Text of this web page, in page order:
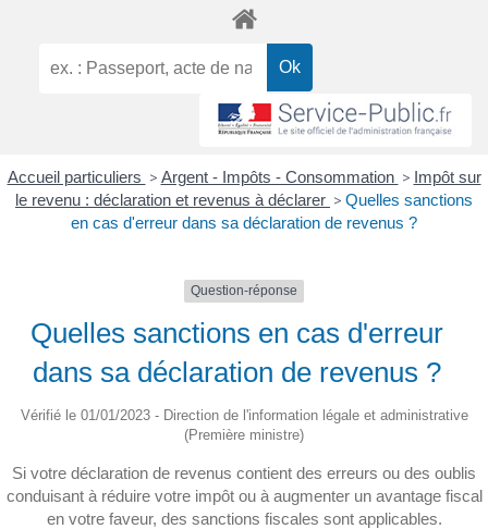
Accueil particuliers > Argent - Impôts - Consommation > Impôt sur
le revenu : déclaration et revenus à déclarer > Quelles sanctions
en cas d'erreur dans sa déclaration de revenus ?
Question-réponse
Quelles sanctions en cas d'erreur
dans sa déclaration de revenus ?
Vérifié le 01/01/2023 - Direction de l'information légale et administrative
(Première ministre)
Si votre déclaration de revenus contient des erreurs ou des oublis
conduisant à réduire votre impôt ou à augmenter un avantage fiscal
en votre faveur, des sanctions fiscales sont applicables.